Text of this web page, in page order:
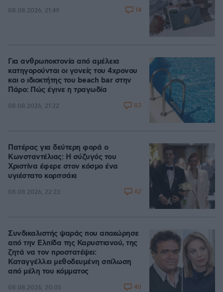
08.08.2026, 21:49 14
Για ανθρωποκτονία από αμέλεια
κατηγορούνται οι γονείς του 4χρονου
και ο ιδιοκτήτης του beach bar στην
Πάρο: Πώς έγινε η τραγωδία
08.08.2026, 21:22 83
Πατέρας για δεύτερη φορά ο
Κωνσταντέλιας: Η σύζυγός του
Χριστίνα έφερε στον κόσμο ένα
υγιέστατο κοριτσάκι
08.08.2026, 22:23 62
Συνδικαλιστής ψαράς που αποχώρησε
από την Ελπίδα της Καρυστιανού, της
ζητά να τον προστατέψει:
Καταγγέλλει μεθοδευμένη σπίλωση
από μέλη του κόμματος
08.08.2026, 20:05 40